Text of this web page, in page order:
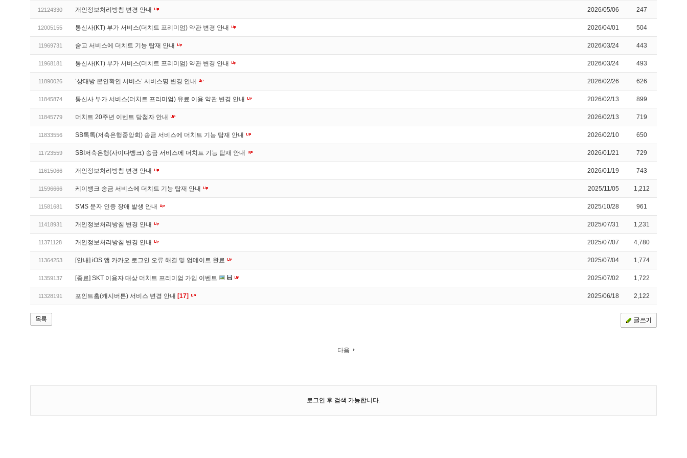
12124330 개인정보처리방침 변경 안내 2026/05/06 247
12005155 통신사(KT) 부가 서비스(더치트 프리미엄) 약관 변경 안내 2026/04/01 504
11969731 숨고 서비스에 더치트 기능 탑재 안내 2026/03/24 443
11968181 통신사(KT) 부가 서비스(더치트 프리미엄) 약관 변경 안내 2026/03/24 493
11890026 ‘상대방 본인확인 서비스’ 서비스명 변경 안내 2026/02/26 626
11845874 통신사 부가 서비스(더치트 프리미엄) 유료 이용 약관 변경 안내 2026/02/13 899
11845779 더치트 20주년 이벤트 당첨자 안내 2026/02/13 719
11833556 SB톡톡(저축은행중앙회) 송금 서비스에 더치트 기능 탑재 안내 2026/02/10 650
11723559 SBI저축은행(사이다뱅크) 송금 서비스에 더치트 기능 탑재 안내 2026/01/21 729
11615066 개인정보처리방침 변경 안내 2026/01/19 743
11596666 케이뱅크 송금 서비스에 더치트 기능 탑재 안내 2025/11/05 1,212
11581681 SMS 문자 인증 장애 발생 안내 2025/10/28 961
11418931 개인정보처리방침 변경 안내 2025/07/31 1,231
11371128 개인정보처리방침 변경 안내 2025/07/07 4,780
11364253 [안내] iOS 앱 카카오 로그인 오류 해결 및 업데이트 완료 2025/07/04 1,774
11359137 [종료] SKT 이용자 대상 더치트 프리미엄 가입 이벤트 2025/07/02 1,722
11328191 포인트홈(캐시버튼) 서비스 변경 안내 [17] 2025/06/18 2,122
다음
로그인 후 검색 가능합니다.